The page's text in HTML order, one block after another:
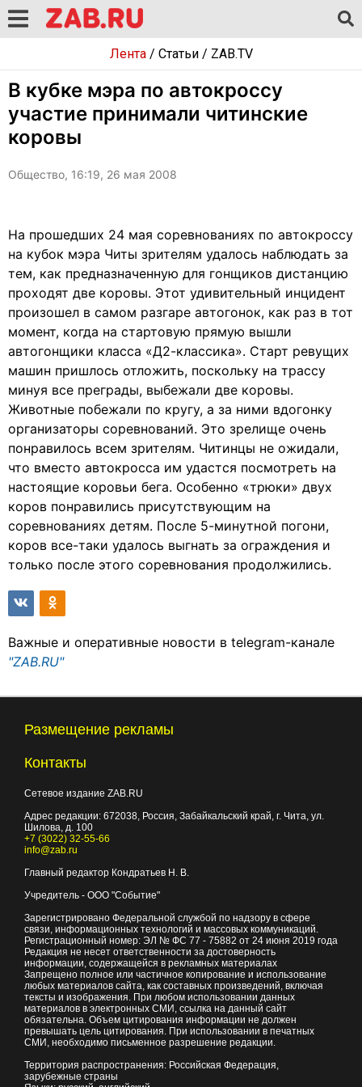
Лента/ Статьи/ ZAB.TV
В кубке мэра по автокроссу
участие принимали читинские
коровы
Общество, 16:19, 26 мая 2008
На прошедших 24 мая соревнованиях по автокроссу
на кубок мэра Читы зрителям удалось наблюдать за
тем, как предназначенную для гонщиков дистанцию
проходят две коровы. Этот удивительный инцидент
произошел в самом разгаре автогонок, как раз в тот
момент, когда на стартовую прямую вышли
автогонщики класса «Д2-классика». Старт ревущих
машин пришлось отложить, поскольку на трассу
минуя все преграды, выбежали две коровы.
Животные побежали по кругу, а за ними вдогонку
организаторы соревнований. Это зрелище очень
понравилось всем зрителям. Читинцы не ожидали,
что вместо автокросса им удастся посмотреть на
настоящие коровьи бега. Особенно «трюки» двух
коров понравились присутствующим на
соревнованиях детям. После 5-минутной погони,
коров все-таки удалось выгнать за ограждения и
только после этого соревнования продолжились.
Важные и оперативные новости в telegram-канале
"ZAB.RU"
Размещение рекламы
Контакты
Сетевое издание ZAB.RU
Адрес редакции: 672038, Россия, Забайкальский край, г. Чита, ул.
Шилова, д. 100
+7 (3022) 32-55-66
info@zab.ru
Главный редактор Кондратьев Н. В.
Учредитель - ООО "Событие"
Зарегистрировано Федеральной службой по надзору в сфере
связи, информационных технологий и массовых коммуникаций.
Регистрационный номер: ЭЛ № ФС 77 - 75882 от 24 июня 2019 года
Редакция не несет ответственности за достоверность
информации, содержащейся в рекламных материалах
Запрещено полное или частичное копирование и использование
любых материалов сайта, как составных произведений, включая
тексты и изображения. При любом использовании данных
материалов в электронных СМИ, ссылка на данный сайт
обязательна. Объем цитирования информации не должен
превышать цель цитирования. При использовании в печатных
СМИ, необходимо письменное разрешение редакции.
Территория распространения: Российская Федерация,
зарубежные страны